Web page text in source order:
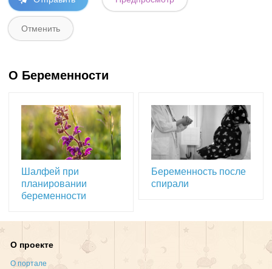
О Беременности
Шалфей при
планировании
беременности
Беременность после
спирали
О проекте
О портале